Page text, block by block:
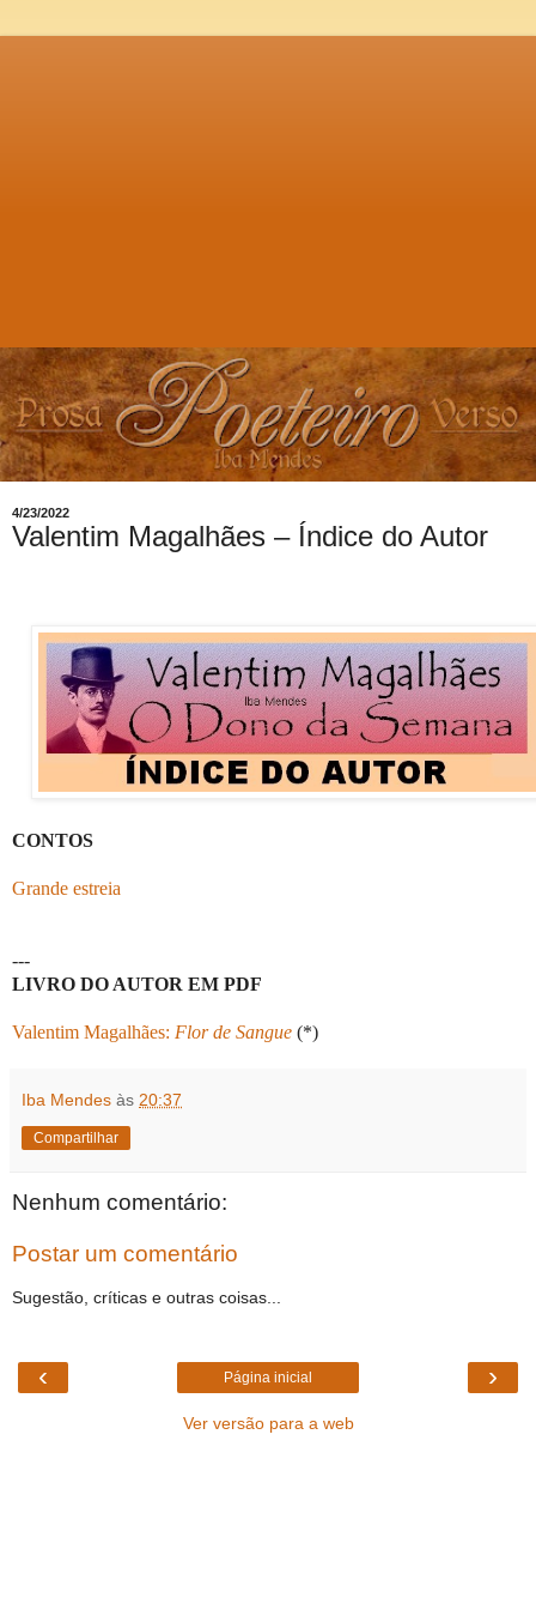
4/23/2022
Valentim Magalhães – Índice do Autor
CONTOS
Grande estreia
---
LIVRO DO AUTOR EM PDF
Valentim Magalhães: Flor de Sangue (*)
Iba Mendes às 20:37
Compartilhar
Nenhum comentário:
Postar um comentário
Sugestão, críticas e outras coisas...
‹ ›
Página inicial
Ver versão para a web